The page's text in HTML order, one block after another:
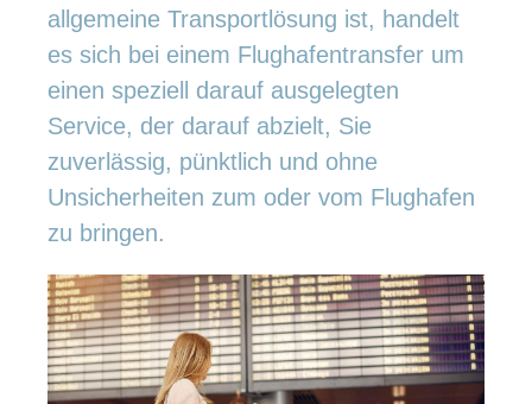
allgemeine Transportlösung ist, handelt
es sich bei einem Flughafentransfer um
einen speziell darauf ausgelegten
Service, der darauf abzielt, Sie
zuverlässig, pünktlich und ohne
Unsicherheiten zum oder vom Flughafen
zu bringen.